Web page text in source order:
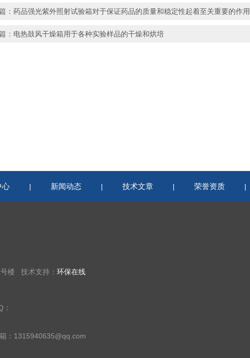
： 药品强光紫外照射试验箱对于保证药品的质量和稳定性起着至关重要的作用
： 电热鼓风干燥箱用于各种实验样品的干燥和烘培
心 | 新闻动态 | 技术文章 | 荣誉资质 |
楼 技术支持： 环保在线
：
：1315940635@qq.com